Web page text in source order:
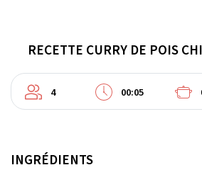
RECETTE CURRY DE POIS
4 00:05
INGRÉDIENTS